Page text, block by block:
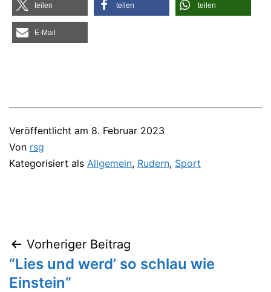
tei­len tei­len tei­len
E‑Mail
Veröffentlicht am 8. Februar 2023
Von rsg
Kategorisiert als Allgemein, Rudern, Sport
Beitragsnavigation
Vorheriger Beitrag
“Lies und werd’ so schlau wie
Einstein”